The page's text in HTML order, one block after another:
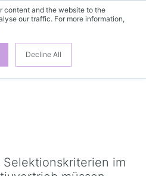
content and the website to the
our traffic. For more information,
Decline All
DE
Selektionskriterien im